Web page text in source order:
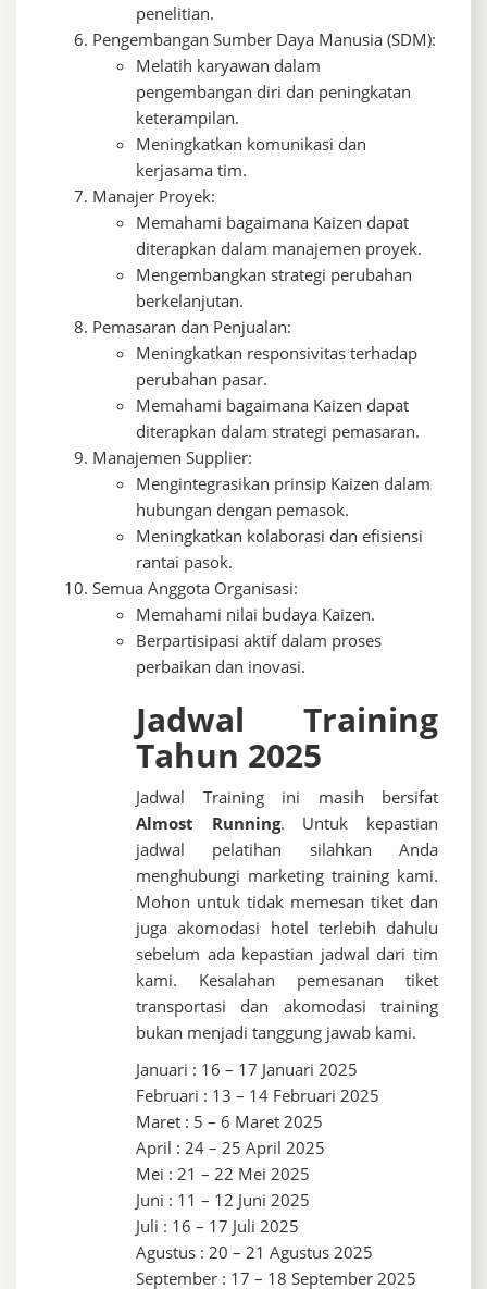
penelitian.
Pengembangan Sumber Daya Manusia (SDM):
Melatih karyawan dalam
pengembangan diri dan peningkatan
keterampilan.
Meningkatkan komunikasi dan
kerjasama tim.
Manajer Proyek:
Memahami bagaimana Kaizen dapat
diterapkan dalam manajemen proyek.
Mengembangkan strategi perubahan
berkelanjutan.
Pemasaran dan Penjualan:
Meningkatkan responsivitas terhadap
perubahan pasar.
Memahami bagaimana Kaizen dapat
diterapkan dalam strategi pemasaran.
Manajemen Supplier:
Mengintegrasikan prinsip Kaizen dalam
hubungan dengan pemasok.
Meningkatkan kolaborasi dan efisiensi
rantai pasok.
Semua Anggota Organisasi:
Memahami nilai budaya Kaizen.
Berpartisipasi aktif dalam proses
perbaikan dan inovasi.
Jadwal Training
Tahun 2025
Jadwal Training ini masih bersifat
Almost Running. Untuk kepastian
jadwal pelatihan silahkan Anda
menghubungi marketing training kami.
Mohon untuk tidak memesan tiket dan
juga akomodasi hotel terlebih dahulu
sebelum ada kepastian jadwal dari tim
kami. Kesalahan pemesanan tiket
transportasi dan akomodasi training
bukan menjadi tanggung jawab kami.
Januari : 16 – 17 Januari 2025
Februari : 13 – 14 Februari 2025
Maret : 5 – 6 Maret 2025
April : 24 – 25 April 2025
Mei : 21 – 22 Mei 2025
Juni : 11 – 12 Juni 2025
Juli : 16 – 17 Juli 2025
Agustus : 20 – 21 Agustus 2025
September : 17 – 18 September 2025